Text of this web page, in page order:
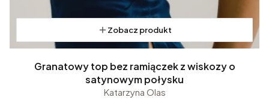
Zobacz produkt
Granatowy top bez ramiączek z wiskozy o
satynowym połysku
Katarzyna Olas